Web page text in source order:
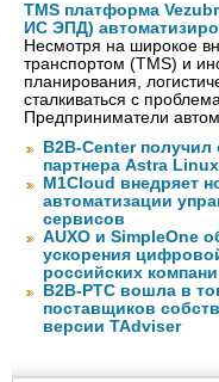
TMS платформа
ИС ЭПД)
Несмотря на широкое
транспортом (TMS) и
планирования,
сталкиваться с
Предприниматели
B2B-Center получил
партнера Astra Linux
M1Cloud внедряет
автоматизации
сервисов
AUXO и SimpleOne
ускорения
российских
B2B-РТС вошла в
поставщиков
версии TAdviser